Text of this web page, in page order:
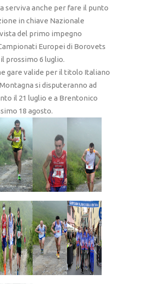
serviva anche per fare il punto
in chiave Nazionale
del primo impegno
Europei di Borovets
prossimo 6 luglio.
gare valide per il titolo Italiano
si disputeranno ad
il 21 luglio e a Brentonico
18 agosto.